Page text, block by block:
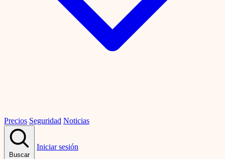
Precios Seguridad Noticias
Buscar
Iniciar sesión